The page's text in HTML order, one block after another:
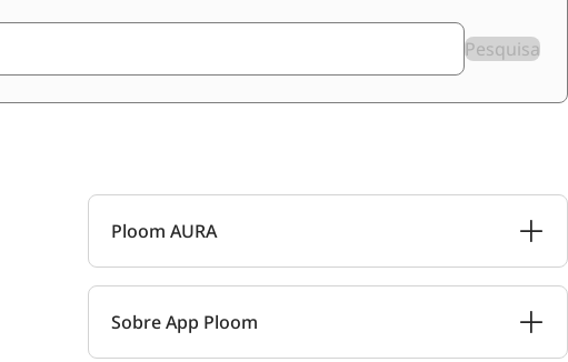
Pesquisa
Ploom AURA
Sobre App Ploom